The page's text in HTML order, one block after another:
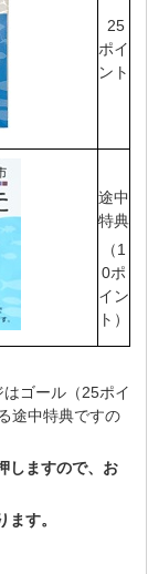
25
ポイ
ント
途中
特典
（1
0ポ
イン
ト）
ゴール（25ポイ
途中特典ですの
しますので、お
す。